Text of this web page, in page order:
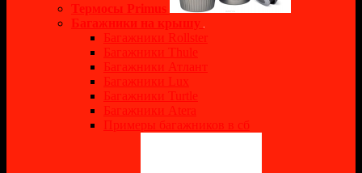
Термосы Primus
Багажники на крышу
Багажники Rollster
Багажники Thule
Багажники Атлант
Багажники Lux
Багажники Turtle
Багажники Atera
Примеры багажников в сб